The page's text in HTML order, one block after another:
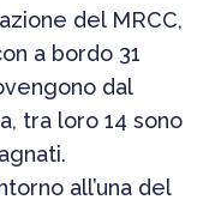
del MRCC,
a bordo 31
dal
tra loro 14 sono
all’una del